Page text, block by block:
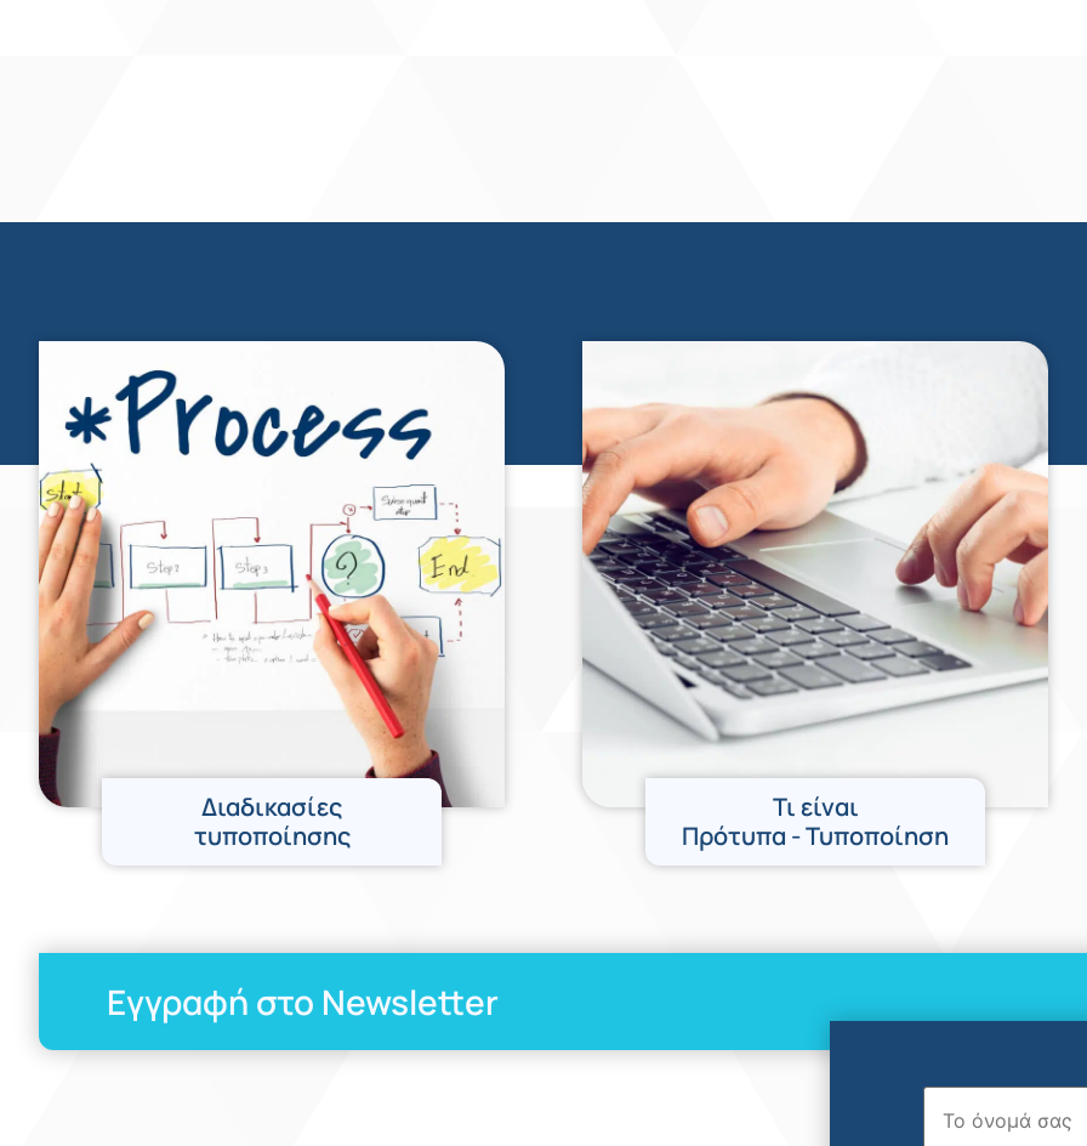
Διαδικασίες
τυποποίησης
Τι είναι
Πρότυπα - Τυποποίηση
Εγγραφή στο Newsletter
Όνομα